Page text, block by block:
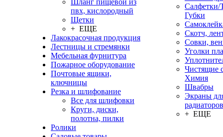
Шланг пищевой из
пвх, кислородный
Щетки
+ ЕЩЕ
Лакокрасочная продукция
Лестницы и стремянки
Мебельная фурнитура
Пожарное оборудование
Почтовые ящики,
ключницы
Резка и шлифование
Все для шлифовки
Круги, диски,
полотна, пилки
Ролики
Салфетки/
Губки
Скотч,
Совки,
Уголки
Чистящие
Химия
Швабры
Экраны
радиаторов
+ ЕЩЕ